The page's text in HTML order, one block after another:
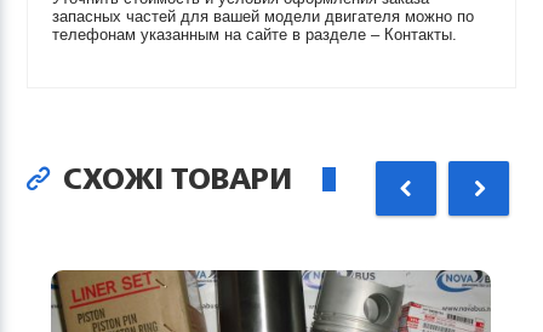
запасных частей для вашей модели двигателя можно по
телефонам указанным на сайте в разделе – Контакты.
СХОЖІ ТОВАРИ